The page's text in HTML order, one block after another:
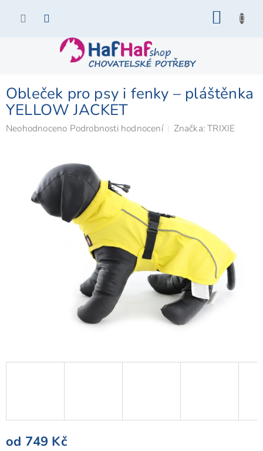
Obleček pro psy i fenky – pláštěnka
YELLOW JACKET
Průměrné
Neohodnoceno Podrobnosti hodnocení Značka:TRIXIE
od 749 Kč